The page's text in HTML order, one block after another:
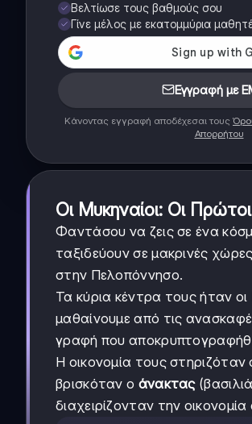
Βελτίωσε τους βαθμούς σου
Γίνε μέλος με εκατομμύρια
Εγγραφή με
Κάνοντας εγγραφή αποδέχεσαι τους
Απορρήτου
Οι Μυκηναίοι: Οι
Φαντάσου να ζεις σε ένα
ταξιδεύουν σε μακρινές
στην Πελοπόννησο.
Τα κύρια κέντρα τους ήταν οι
μαθαίνουμε από τις
γραφή που
Η οικονομία τους
βρισκόταν ο άνακτας
διαχειρίζονταν την